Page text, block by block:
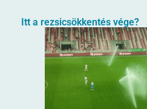
Itt a rezsicsökkentés vége?